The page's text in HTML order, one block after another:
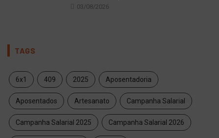
03/08/2026
TAGS
6x1 409 2025 Aposentadoria
Aposentados Artesanato Campanha Salarial
Campanha Salarial 2025 Campanha Salarial 2026